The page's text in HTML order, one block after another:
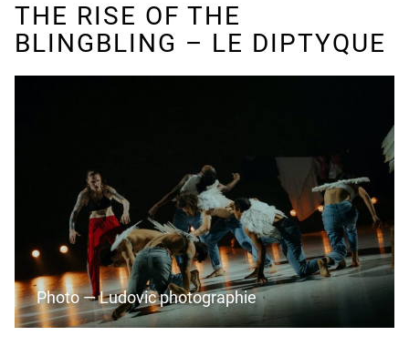
THE RISE OF THE
BLINGBLING – LE DIPTYQUE
Photo — Ludovic photographie